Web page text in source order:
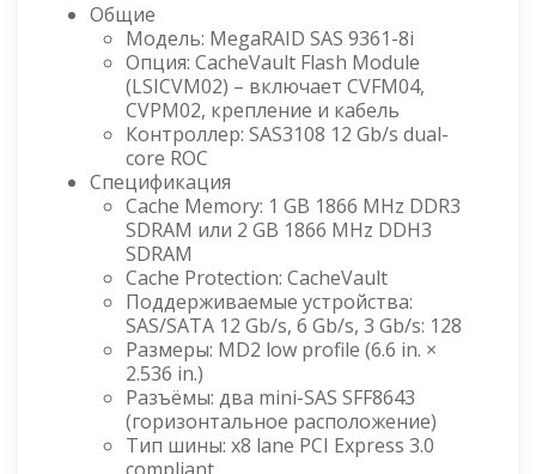
Общие
Модель: MegaRAID SAS 9361-8i
Опция: CacheVault Flash Module
(LSICVM02) – включает CVFM04,
CVPM02, крепление и кабель
Контроллер: SAS3108 12 Gb/s dual-
core ROC
Спецификация
Cache Memory: 1 GB 1866 MHz DDR3
SDRAM или 2 GB 1866 MHz DDH3
SDRAM
Cache Protection: CacheVault
Поддерживаемые устройства:
SAS/SATA 12 Gb/s, 6 Gb/s, 3 Gb/s: 128
Размеры: MD2 low profile (6.6 in. ×
2.536 in.)
Разъёмы: два mini-SAS SFF8643
(горизонтальное расположение)
Тип шины: x8 lane PCI Express 3.0